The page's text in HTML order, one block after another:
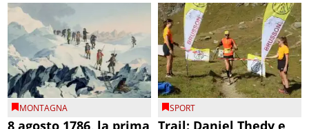
MONTAGNA
8 agosto 1786, la prima
SPORT
Trail: Daniel Thedy e